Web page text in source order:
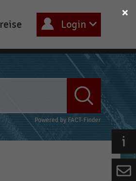
Login
Powered by FACT-Finder